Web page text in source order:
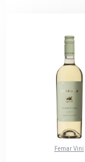
Femar Vini